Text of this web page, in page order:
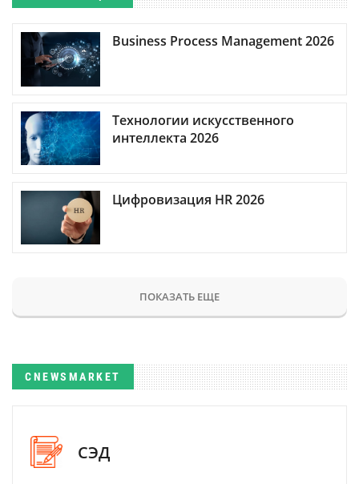
Business Process Management 2026
Технологии искусственного
интеллекта 2026
Цифровизация HR 2026
ПОКАЗАТЬ ЕЩЕ
CNEWSMARKET
СЭД